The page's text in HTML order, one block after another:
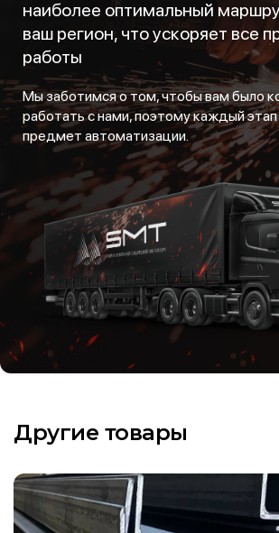
наиболее оптимальный
ваш регион, что ускоряет все
работы
Мы заботимся о том, чтобы вам было
работать с нами, поэтому каждый
предмет автоматизации.
Другие товары